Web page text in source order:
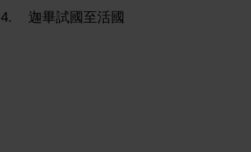
4. 迦畢試國至活國